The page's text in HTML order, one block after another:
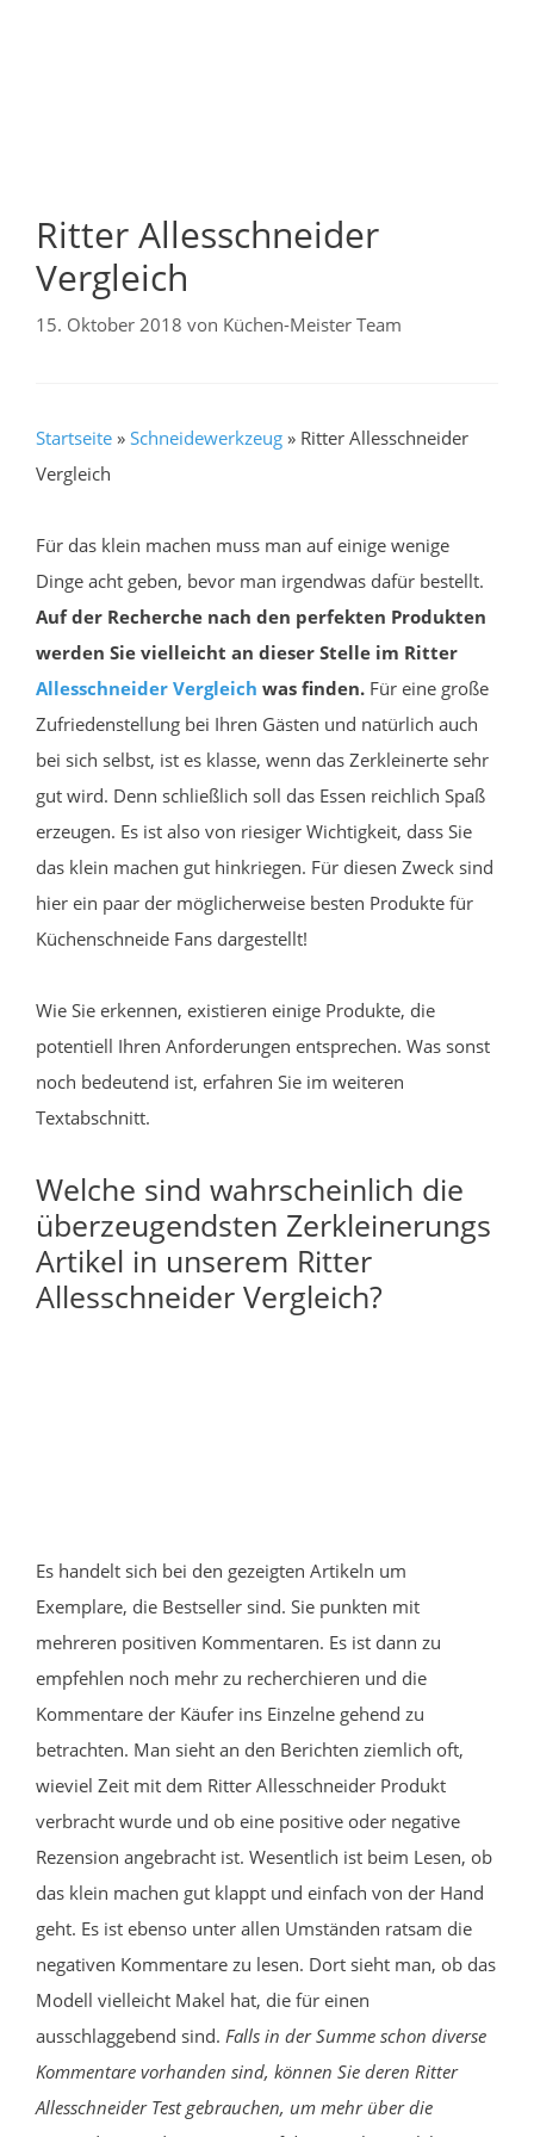
Ritter Allesschneider
Vergleich
15. Oktober 2018 von Küchen-Meister Team
Startseite » Schneidewerkzeug » Ritter Allesschneider
Vergleich
Für das klein machen muss man auf einige wenige
Dinge acht geben, bevor man irgendwas dafür bestellt.
Auf der Recherche nach den perfekten Produkten
werden Sie vielleicht an dieser Stelle im Ritter
Allesschneider Vergleich was finden. Für eine große
Zufriedenstellung bei Ihren Gästen und natürlich auch
bei sich selbst, ist es klasse, wenn das Zerkleinerte sehr
gut wird. Denn schließlich soll das Essen reichlich Spaß
erzeugen. Es ist also von riesiger Wichtigkeit, dass Sie
das klein machen gut hinkriegen. Für diesen Zweck sind
hier ein paar der möglicherweise besten Produkte für
Küchenschneide Fans dargestellt!
Wie Sie erkennen, existieren einige Produkte, die
potentiell Ihren Anforderungen entsprechen. Was sonst
noch bedeutend ist, erfahren Sie im weiteren
Textabschnitt.
Welche sind wahrscheinlich die
überzeugendsten Zerkleinerungs
Artikel in unserem Ritter
Allesschneider Vergleich?
Es handelt sich bei den gezeigten Artikeln um
Exemplare, die Bestseller sind. Sie punkten mit
mehreren positiven Kommentaren. Es ist dann zu
empfehlen noch mehr zu recherchieren und die
Kommentare der Käufer ins Einzelne gehend zu
betrachten. Man sieht an den Berichten ziemlich oft,
wieviel Zeit mit dem Ritter Allesschneider Produkt
verbracht wurde und ob eine positive oder negative
Rezension angebracht ist. Wesentlich ist beim Lesen, ob
das klein machen gut klappt und einfach von der Hand
geht. Es ist ebenso unter allen Umständen ratsam die
negativen Kommentare zu lesen. Dort sieht man, ob das
Modell vielleicht Makel hat, die für einen
ausschlaggebend sind. Falls in der Summe schon diverse
Kommentare vorhanden sind, können Sie deren Ritter
Allesschneider Test gebrauchen, um mehr über die